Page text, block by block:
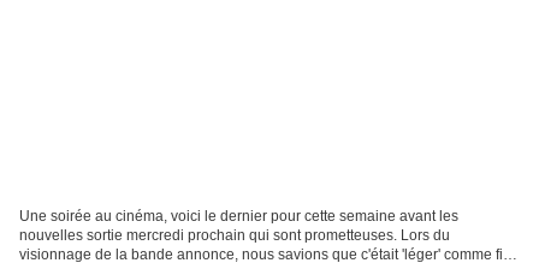
Une soirée au cinéma, voici le dernier pour cette semaine avant les
nouvelles sortie mercredi prochain qui sont prometteuses. Lors du
visionnage de la bande annonce, nous savions que c'était 'léger' comme film